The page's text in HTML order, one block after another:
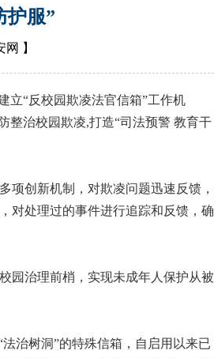
护服”
网 】
“反校园欺凌法官信箱”工作机
整治校园欺凌,打造“司法预警 教育干
创新机制，对欺凌问题迅速反馈，
对处理过的事件进行追踪和反馈，确
治理前梢，实现未成年人保护从被
治树洞”的特殊信箱，自启用以来已